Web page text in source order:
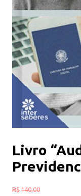
Livro
R$140,00